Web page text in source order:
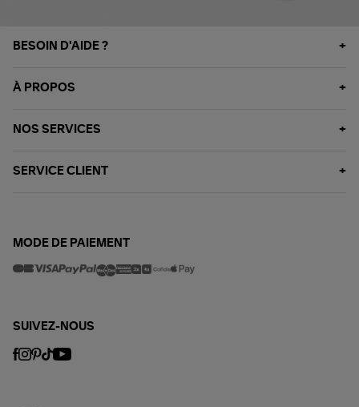
BESOIN D'AIDE ?
À PROPOS
NOS SERVICES
SERVICE CLIENT
MODE DE PAIEMENT
SUIVEZ-NOUS